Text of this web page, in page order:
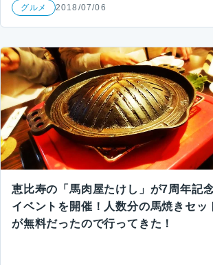
グルメ 2018/07/06
恵比寿の「馬肉屋たけし」が7周年記
イベントを開催！人数分の馬焼きセッ
が無料だったので行ってきた！